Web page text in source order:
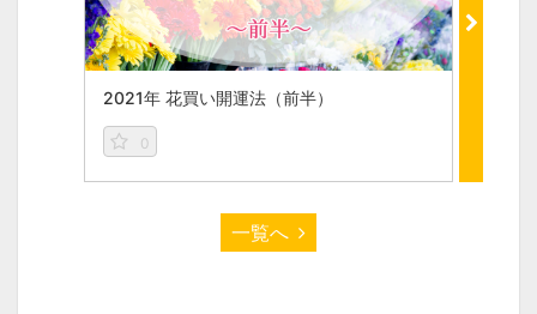
2021年 花買い開運法（前半）
0
一覧へ